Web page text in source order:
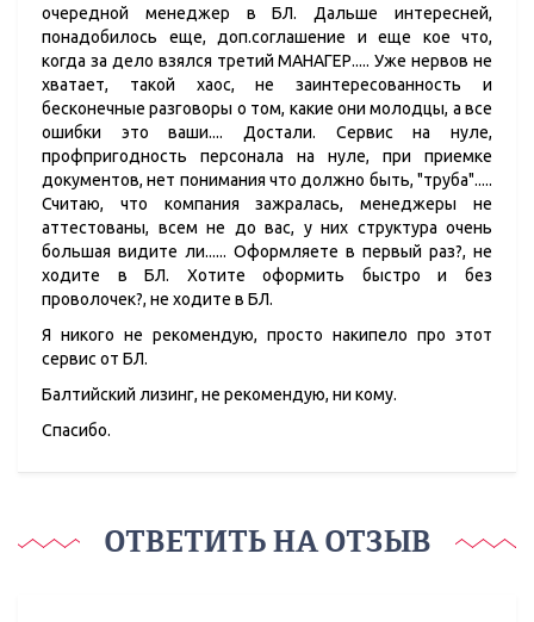
очередной менеджер в БЛ. Дальше интересней,
понадобилось еще, доп.соглашение и еще кое что,
когда за дело взялся третий МАНАГЕР..... Уже нервов не
хватает, такой хаос, не заинтересованность и
бесконечные разговоры о том, какие они молодцы, а все
ошибки это ваши.... Достали. Сервис на нуле,
профпригодность персонала на нуле, при приемке
документов, нет понимания что должно быть, "труба".....
Считаю, что компания зажралась, менеджеры не
аттестованы, всем не до вас, у них структура очень
большая видите ли...... Оформляете в первый раз?, не
ходите в БЛ. Хотите оформить быстро и без
проволочек?, не ходите в БЛ.
Я никого не рекомендую, просто накипело про этот
сервис от БЛ.
Балтийский лизинг, не рекомендую, ни кому.
Спасибо.
ОТВЕТИТЬ НА ОТЗЫВ